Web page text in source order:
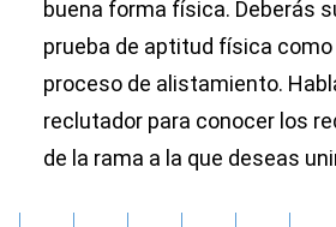
buena forma física. Deberás
prueba de aptitud física como
proceso de alistamiento.
reclutador para conocer los
de la rama a la que deseas